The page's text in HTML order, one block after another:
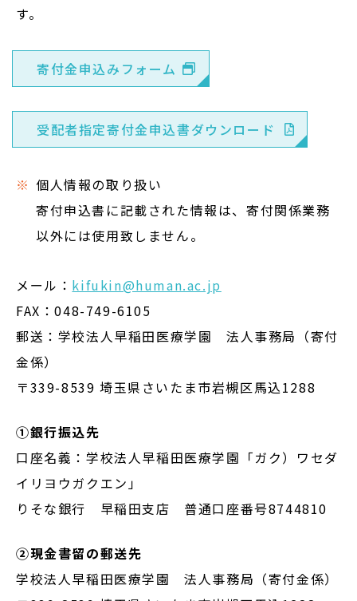
す。
寄付金申込みフォーム
受配者指定寄付金申込書ダウンロード
個人情報の取り扱い
寄付申込書に記載された情報は、寄付関係業務
以外には使用致しません。
メール： kifukin@human.ac.jp
FAX：048-749-6105
郵送：学校法人早稲田医療学園 法人事務局（寄付
金係）
〒339-8539 埼玉県さいたま市岩槻区馬込1288
①銀行振込先
口座名義：学校法人早稲田医療学園「ガク）ワセダ
イリヨウガクエン」
りそな銀行 早稲田支店 普通口座番号8744810
②現金書留の郵送先
学校法人早稲田医療学園 法人事務局（寄付金係）